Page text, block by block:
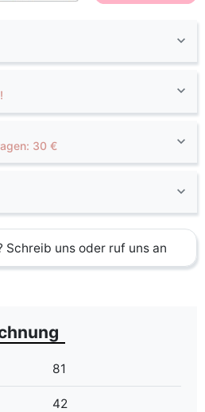
30 €
Schreib uns oder ruf uns an
81
42